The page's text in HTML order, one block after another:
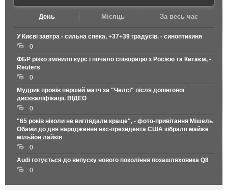
День Місяць За весь час
У Києві завтра - сильна спека, +37+39 градусів. - синоптикиня
0
ФБР різко змінило курс і почало співпрацю з Росією та Китаєм, -
Reuters
0
Мудрик провів перший матч за "Челсі" після допінгової
дискваліфікації. ВІДЕО
0
"65 років ніколи не виглядали краще", - фото-привітання Мішель
Обами до дня народження екс-президента США зібрало майже
мільйон лайків
0
Audi готується до випуску нового покоління позашляховика Q8
0